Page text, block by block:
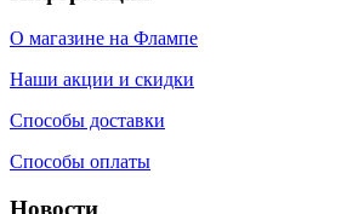
О магазине на Флампе
Наши акции и скидки
Способы доставки
Способы оплаты
Новости